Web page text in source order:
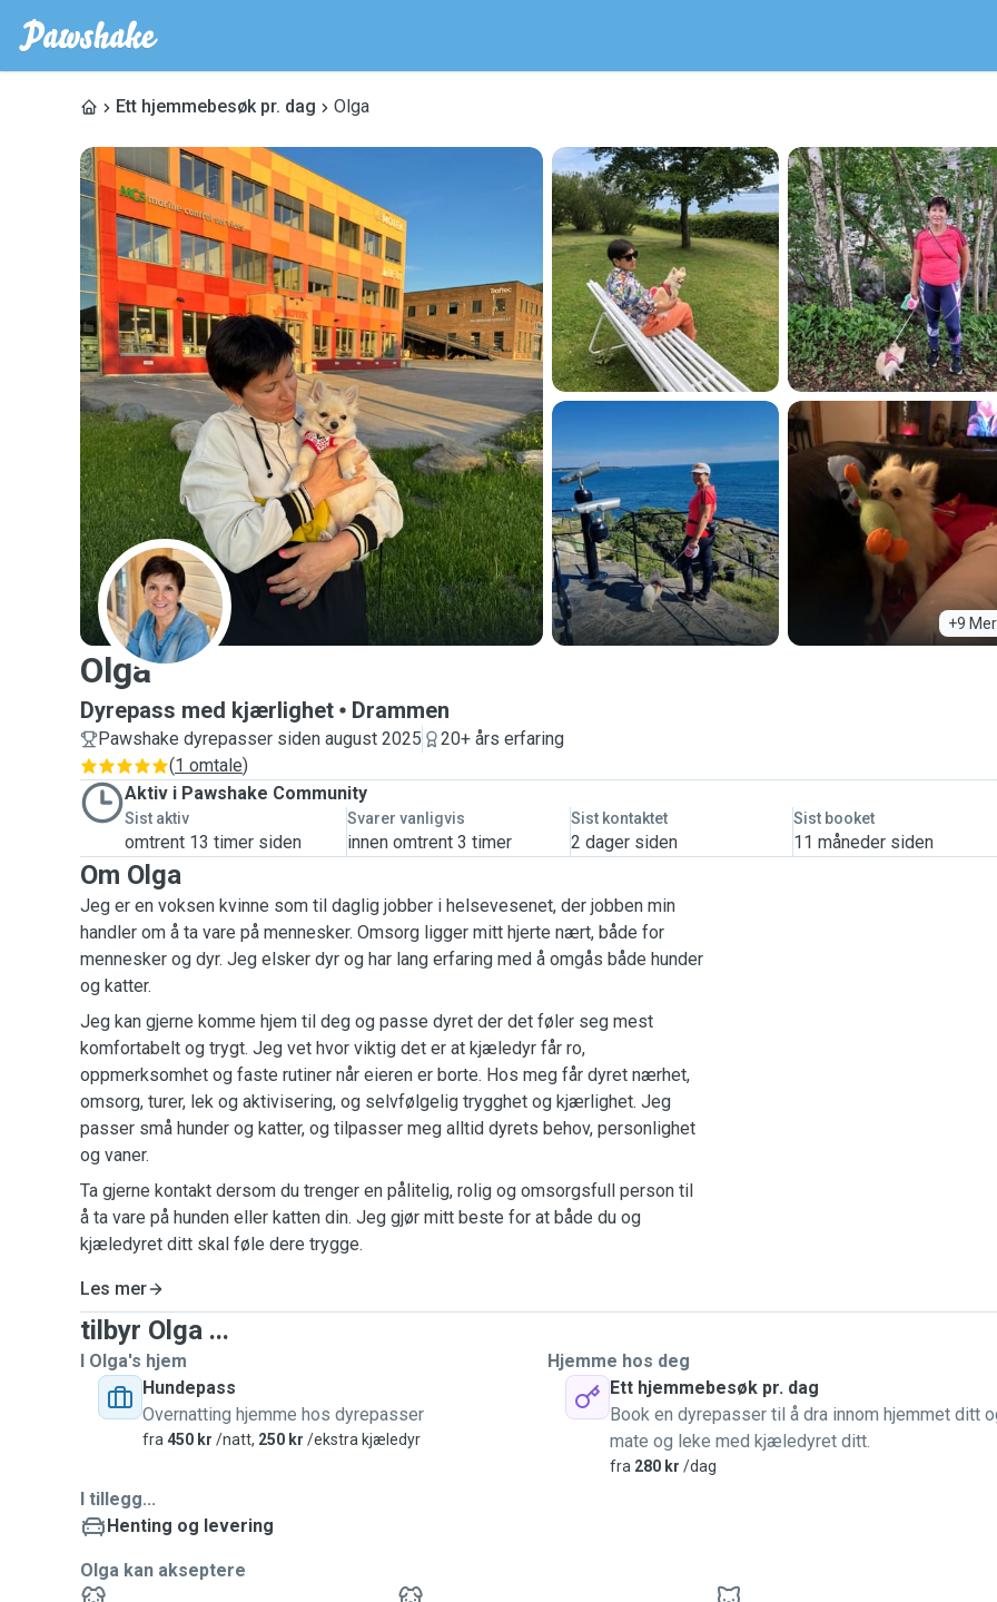
Ett hjemmebesøk pr. dag Olga
+9 Mer
O
Olga
Dyrepass med kjærlighet Drammen
Pawshake dyrepasser siden august 2025
20+ års erfaring
(1 omtale)
Aktiv i Pawshake Community
Sist aktiv
omtrent 13 timer siden
Svarer vanligvis
innen omtrent 3 timer
Sist kontaktet
2 dager siden
Sist booket
11 måneder siden
Om Olga
Jeg er en voksen kvinne som til daglig jobber i helsevesenet, der jobben min
handler om å ta vare på mennesker. Omsorg ligger mitt hjerte nært, både for
mennesker og dyr. Jeg elsker dyr og har lang erfaring med å omgås både hunder
og katter.
Jeg kan gjerne komme hjem til deg og passe dyret der det føler seg mest
komfortabelt og trygt. Jeg vet hvor viktig det er at kjæledyr får ro,
oppmerksomhet og faste rutiner når eieren er borte. Hos meg får dyret nærhet,
omsorg, turer, lek og aktivisering, og selvfølgelig trygghet og kjærlighet. Jeg
passer små hunder og katter, og tilpasser meg alltid dyrets behov, personlighet
og vaner.
Ta gjerne kontakt dersom du trenger en pålitelig, rolig og omsorgsfull person til
å ta vare på hunden eller katten din. Jeg gjør mitt beste for at både du og
kjæledyret ditt skal føle dere trygge.
Les mer
tilbyr Olga ...
I Olga's hjem
Hundepass
Overnatting hjemme hos dyrepasser
fra 450 kr /natt, 250 kr /ekstra kjæledyr
Hjemme hos deg
Ett hjemmebesøk pr. dag
Book en dyrepasser til å dra innom hjemmet ditt
mate og leke med kjæledyret ditt.
fra 280 kr /dag
I tillegg...
Henting og levering
Olga kan akseptere